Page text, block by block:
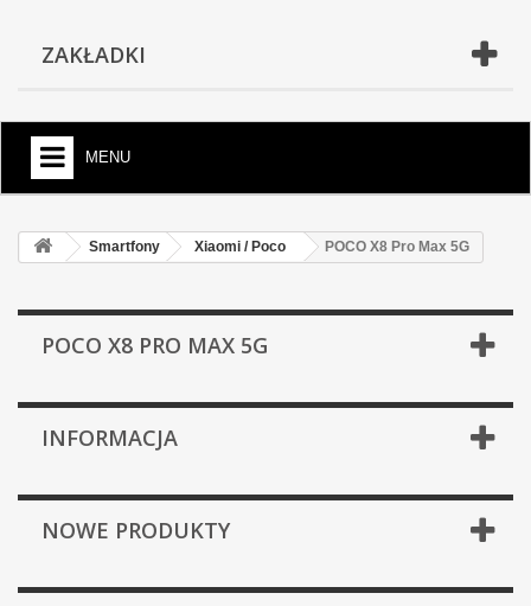
ZAKŁADKI
MENU
Smartfony Xiaomi / Poco POCO X8 Pro Max 5G
POCO X8 PRO MAX 5G
INFORMACJA
NOWE PRODUKTY